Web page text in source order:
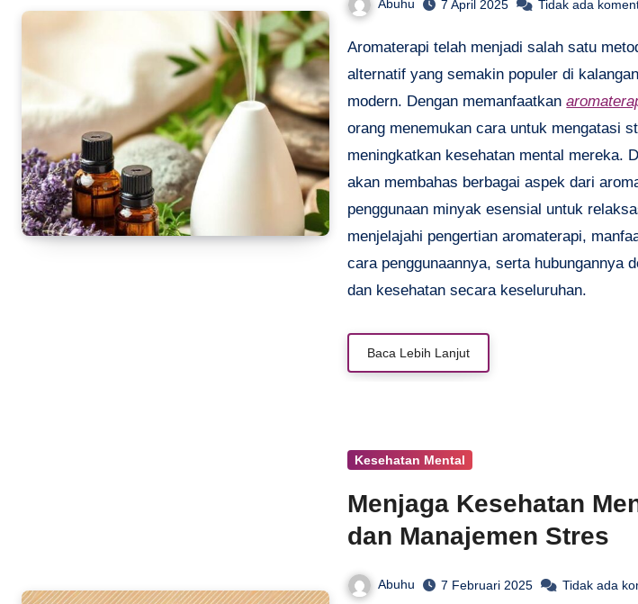
Abuhu 7 April 2025 Tidak ada
Aromaterapi telah menjadi salah satu metode pengobatan
alternatif yang semakin populer di
modern. Dengan memanfaatkan
orang menemukan cara untuk mengatasi
meningkatkan kesehatan mental mereka.
akan membahas berbagai aspek dari
penggunaan minyak esensial untuk
menjelajahi pengertian aromaterapi,
cara penggunaannya, serta hubungannya
dan kesehatan secara keseluruhan.
Baca Lebih Lanjut
Kesehatan Mental
Menjaga Kesehatan
dan Manajemen Stres
Abuhu 7 Februari 2025 Tidak ada